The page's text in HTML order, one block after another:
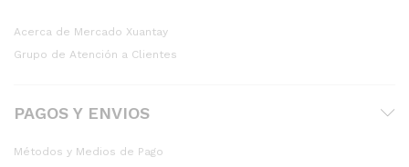
Acerca de Mercado Xuantay
Grupo de Atención a Clientes
PAGOS Y ENVIOS
Métodos y Medios de Pago